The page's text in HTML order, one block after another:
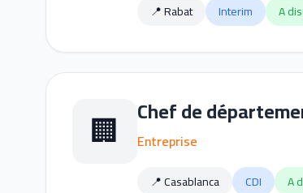
📍 Rabat Interim A
🏢 Chef de
Entreprise
📍 Casablanca CDI A